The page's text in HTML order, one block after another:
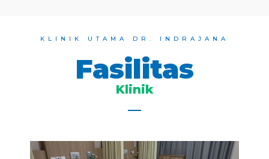
KLINIK UTAMA DR. INDRAJANA
Fasilitas
Klinik